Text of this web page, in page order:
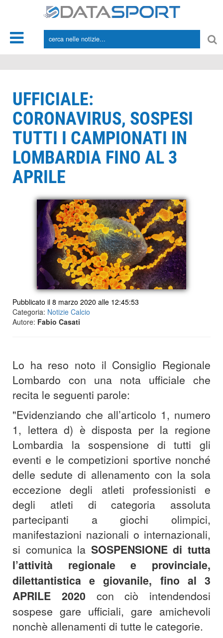
UFFICIALE:
CORONAVIRUS, SOSPESI
TUTTI I CAMPIONATI IN
LOMBARDIA FINO AL 3
APRILE
Pubblicato il 8 marzo 2020 alle 12:45:53
Categoria: Notizie Calcio
Autore: Fabio Casati
Lo ha reso noto il Consiglio Regionale
Lombardo con una nota ufficiale che
recita le seguenti parole:
"Evidenziando che all’articolo 1, numero
1, lettera d) è disposta per la regione
Lombardia la sospensione di tutti gli
eventi e le competizioni sportive nonché
delle sedute di allenamento con la sola
eccezione degli atleti professionisti e
degli atleti di categoria assoluta
partecipanti a giochi olimpici,
manifestazioni nazionali o internazionali,
si comunica la SOSPENSIONE di tutta
l’attività regionale e provinciale,
dilettantistica e giovanile, fino al 3
APRILE 2020 con ciò intendendosi
sospese gare ufficiali, gare amichevoli
nonchè allenamenti di tutte le categorie.